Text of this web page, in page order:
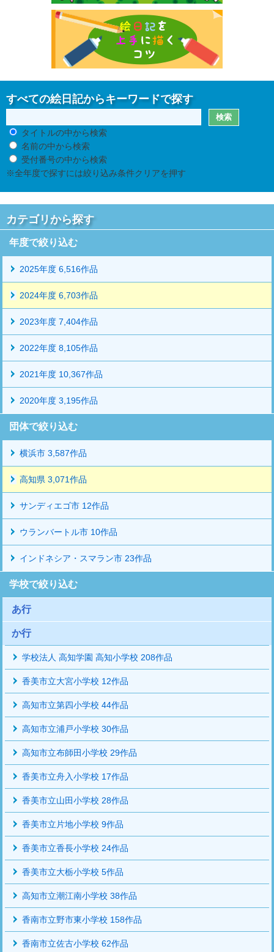
すべての絵日記からキーワードで探す
タイトルの中から検索
名前の中から検索
受付番号の中から検索
※全年度で探すには絞り込み条件クリアを押す
カテゴリから探す
年度で絞り込む
2025年度 6,516作品
2024年度 6,703作品
2023年度 7,404作品
2022年度 8,105作品
2021年度 10,367作品
2020年度 3,195作品
団体で絞り込む
横浜市 3,587作品
高知県 3,071作品
サンディエゴ市 12作品
ウランバートル市 10作品
インドネシア・スマラン市 23作品
学校で絞り込む
あ行
か行
学校法人 高知学園 高知小学校 208作品
香美市立大宮小学校 12作品
高知市立第四小学校 44作品
高知市立浦戸小学校 30作品
高知市立布師田小学校 29作品
香美市立舟入小学校 17作品
香美市立山田小学校 28作品
香美市立片地小学校 9作品
香美市立香長小学校 24作品
香美市立大栃小学校 5作品
高知市立潮江南小学校 38作品
香南市立野市東小学校 158作品
香南市立佐古小学校 62作品